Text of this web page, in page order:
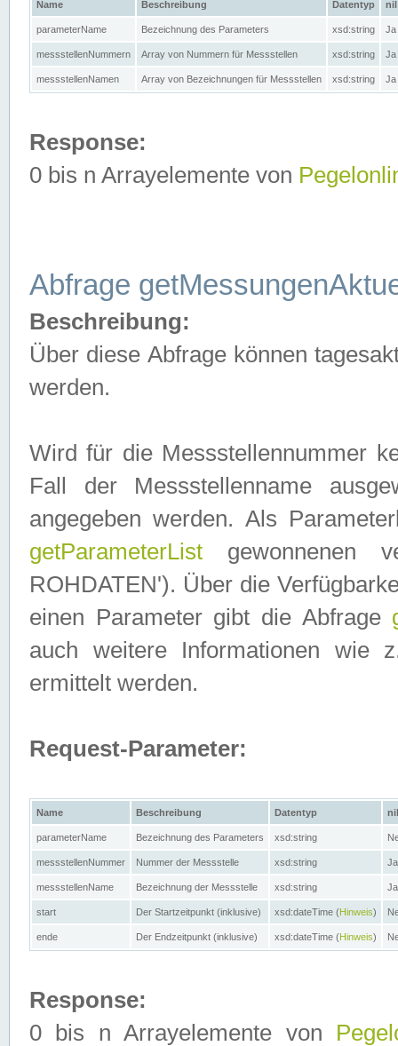
Name Beschreibung Datentyp nil
parameterName Bezeichnung des Parameters xsd:string Ja
messstellenNummern Array von Nummern für Messstellen xsd:string Ja
messstellenNamen Array von Bezeichnungen für Messstellen xsd:string Ja
Response:
0 bis n Arrayelemente von
Abfrage
Beschreibung:
Über diese Abfrage können
werden.
Wird für die Messstellennummer
Fall der Messstellenname
angegeben werden. Als
getParameterList gewonnenen
ROHDATEN'). Über die
einen Parameter gibt die Abfrage
auch weitere Informationen wie
ermittelt werden.
Request-Parameter:
Name Beschreibung Datentyp nil
parameterName Bezeichnung des Parameters xsd:string
messstellenNummer Nummer der Messstelle xsd:string Ja
messstellenName Bezeichnung der Messstelle xsd:string Ja
start Der Startzeitpunkt (inklusive) xsd:dateTime (Hinweis)
ende Der Endzeitpunkt (inklusive) xsd:dateTime (Hinweis)
Response:
0 bis n Arrayelemente von